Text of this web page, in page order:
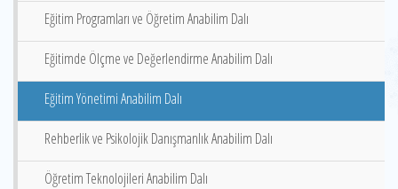
Eğitim Programları ve Öğretim Anabilim Dalı
Eğitimde Ölçme ve Değerlendirme Anabilim Dalı
Eğitim Yönetimi Anabilim Dalı
Rehberlik ve Psikolojik Danışmanlık Anabilim Dalı
Öğretim Teknolojileri Anabilim Dalı